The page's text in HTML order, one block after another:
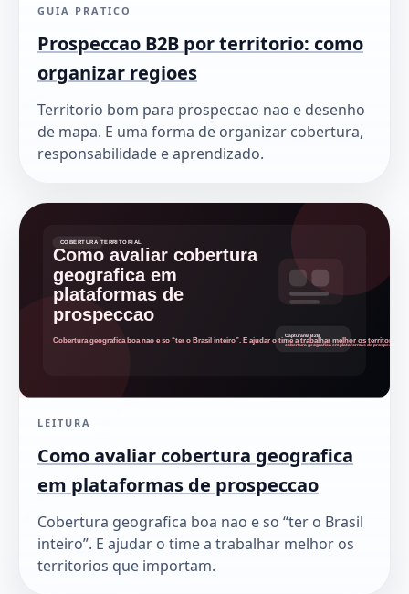
GUIA PRATICO
Prospeccao B2B por territorio: como
organizar regioes
Territorio bom para prospeccao nao e desenho
de mapa. E uma forma de organizar cobertura,
responsabilidade e aprendizado.
LEITURA
Como avaliar cobertura geografica
em plataformas de prospeccao
Cobertura geografica boa nao e so “ter o Brasil
inteiro”. E ajudar o time a trabalhar melhor os
territorios que importam.